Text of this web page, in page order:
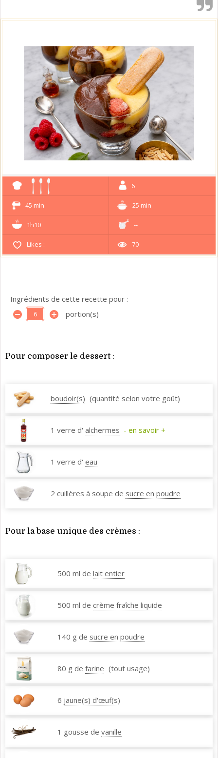
6
45 min 25 min
1h10 --
Likes : 70
Ingrédients de cette recette pour :
portion(s)
Pour composer le dessert :
boudoir(s) (quantité selon votre goût)
1 verre d' alchermes - en savoir +
1 verre d' eau
2 cuillères à soupe de sucre en poudre
Pour la base unique des crèmes :
500 ml de lait entier
500 ml de crème fraîche liquide
140 g de sucre en poudre
80 g de farine (tout usage)
6 jaune(s) d'œuf(s)
1 gousse de vanille